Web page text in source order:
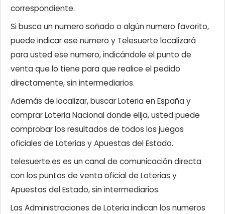
correspondiente.
Si busca un numero soñado o algún numero favorito,
puede indicar ese numero y Telesuerte localizará
para usted ese numero, indicándole el punto de
venta que lo tiene para que realice el pedido
directamente, sin intermediarios.
Además de localizar, buscar Loteria en España y
comprar Loteria Nacional donde elija, usted puede
comprobar los resultados de todos los juegos
oficiales de Loterias y Apuestas del Estado.
telesuerte.es es un canal de comunicación directa
con los puntos de venta oficial de Loterias y
Apuestas del Estado, sin intermediarios.
Las Administraciones de Loteria indican los numeros